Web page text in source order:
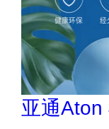
冰尊